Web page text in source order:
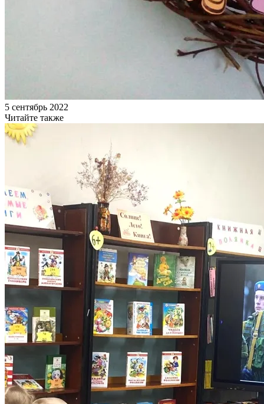
5 сентябрь 2022
Читайте также